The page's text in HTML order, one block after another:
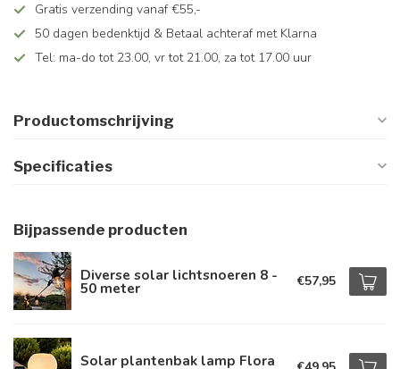
Gratis verzending vanaf €55,-
50 dagen bedenktijd & Betaal achteraf met Klarna
Tel: ma-do tot 23.00, vr tot 21.00, za tot 17.00 uur
Productomschrijving
Specificaties
Bijpassende producten
Diverse solar lichtsnoeren 8 -
50 meter €57,95
Solar plantenbak lamp Flora